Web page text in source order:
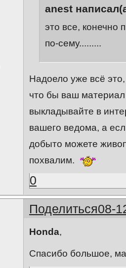
anest
это все, конечно
по-сему.........
Надоело уже всё
что бы ваш
выкладывайте в
вашего ведома, а
добыто можете
похвалим.
0
Поделиться08-
Honda,
Спасибо большое,